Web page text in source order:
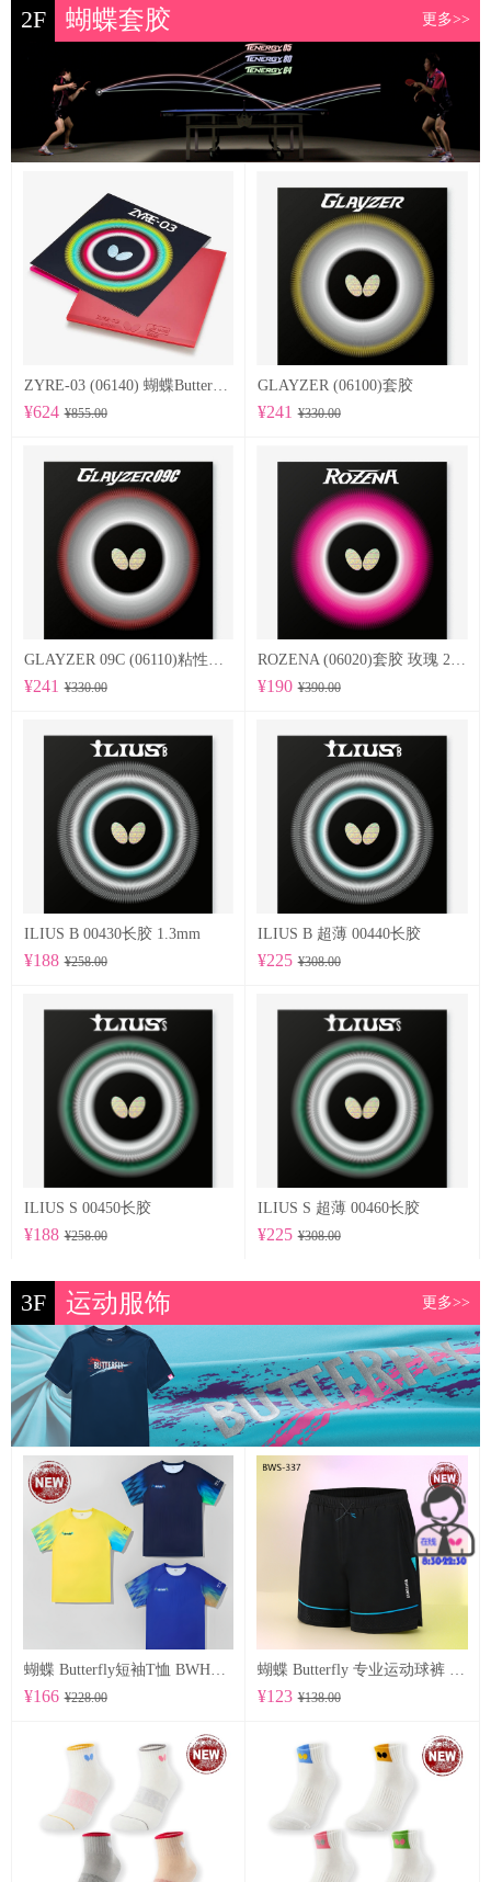
2F 蝴蝶套胶 更多>>
ZYRE-03 (06140) 蝴蝶Butterfly 专业反胶套胶
¥624 ¥855.00
GLAYZER (06100)套胶
¥241 ¥330.00
GLAYZER 09C (06110)粘性套胶
¥241 ¥330.00
ROZENA (06020)套胶 玫瑰 2.1mm
¥190 ¥390.00
ILIUS B 00430长胶 1.3mm
¥188 ¥258.00
ILIUS B 超薄 00440长胶
¥225 ¥308.00
ILIUS S 00450长胶
¥188 ¥258.00
ILIUS S 超薄 00460长胶
¥225 ¥308.00
3F 运动服饰 更多>>
蝴蝶 Butterfly短袖T恤 BWH850
¥166 ¥228.00 ¥123 ¥138.00